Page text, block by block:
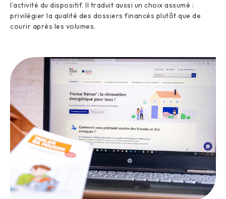
l’activité du dispositif. Il traduit aussi un choix assumé :
privilégier la qualité des dossiers financés plutôt que de
courir après les volumes.